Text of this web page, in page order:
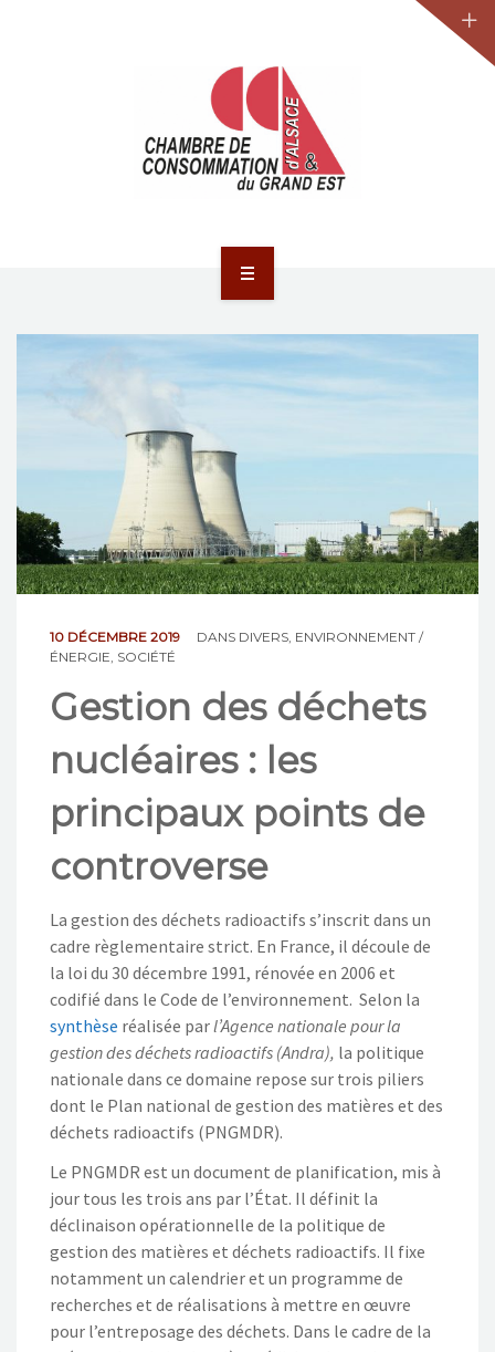
NOS ACTIONS
CONTACT
10 DÉCEMBRE 2019 DANS DIVERS ENVIRONNEMENT /
ÉNERGIE SOCIÉTÉ
Gestion des déchets
nucléaires : les
principaux points de
controverse
La gestion des déchets radioactifs s’inscrit dans un
cadre règlementaire strict. En France, il découle de
la loi du 30 décembre 1991, rénovée en 2006 et
codifié dans le Code de l’environnement. Selon la
synthèse réalisée parl’Agence nationale pour la
gestion des déchets radioactifs (Andra), la politique
nationale dans ce domaine repose sur trois piliers
dont le Plan national de gestion des matières et des
déchets radioactifs (PNGMDR).
Le PNGMDR est un document de planification, mis à
jour tous les trois ans par l’État. Il définit la
déclinaison opérationnelle de la politique de
gestion des matières et déchets radioactifs. Il fixe
notamment un calendrier et un programme de
recherches et de réalisations à mettre en œuvre
pour l’entreposage des déchets. Dans le cadre de la